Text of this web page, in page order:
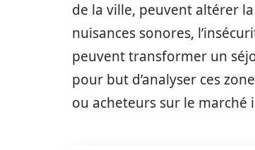
de la ville, peuvent altérer
nuisances sonores,
peuvent transformer un
pour but d’analyser ces
ou acheteurs sur le marché